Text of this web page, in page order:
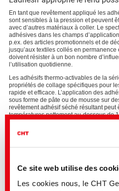
Ce site web utilise des
Les cookies nous, le CHT
En tant que revêtement appliqué les
sont sensibles à la pression et peuvent
avec d’autres matériaux à coller. Le
adhésives dans les champs
p.ex. des articles promotionnels et de
jusqu’aux textiles collés en
doivent résister à un bon nombre
l’utilisation quotidienne.
Les adhésifs thermo-activables de la
propriétés de collage spécifiques pour
rapide et efficace. L’application des
sous forme de pâte ou de mousse sur
revêtement adhésif séché résultant
températures nettement au-dessous de
pression. En combinaison avec des
collages permanents et stables aux